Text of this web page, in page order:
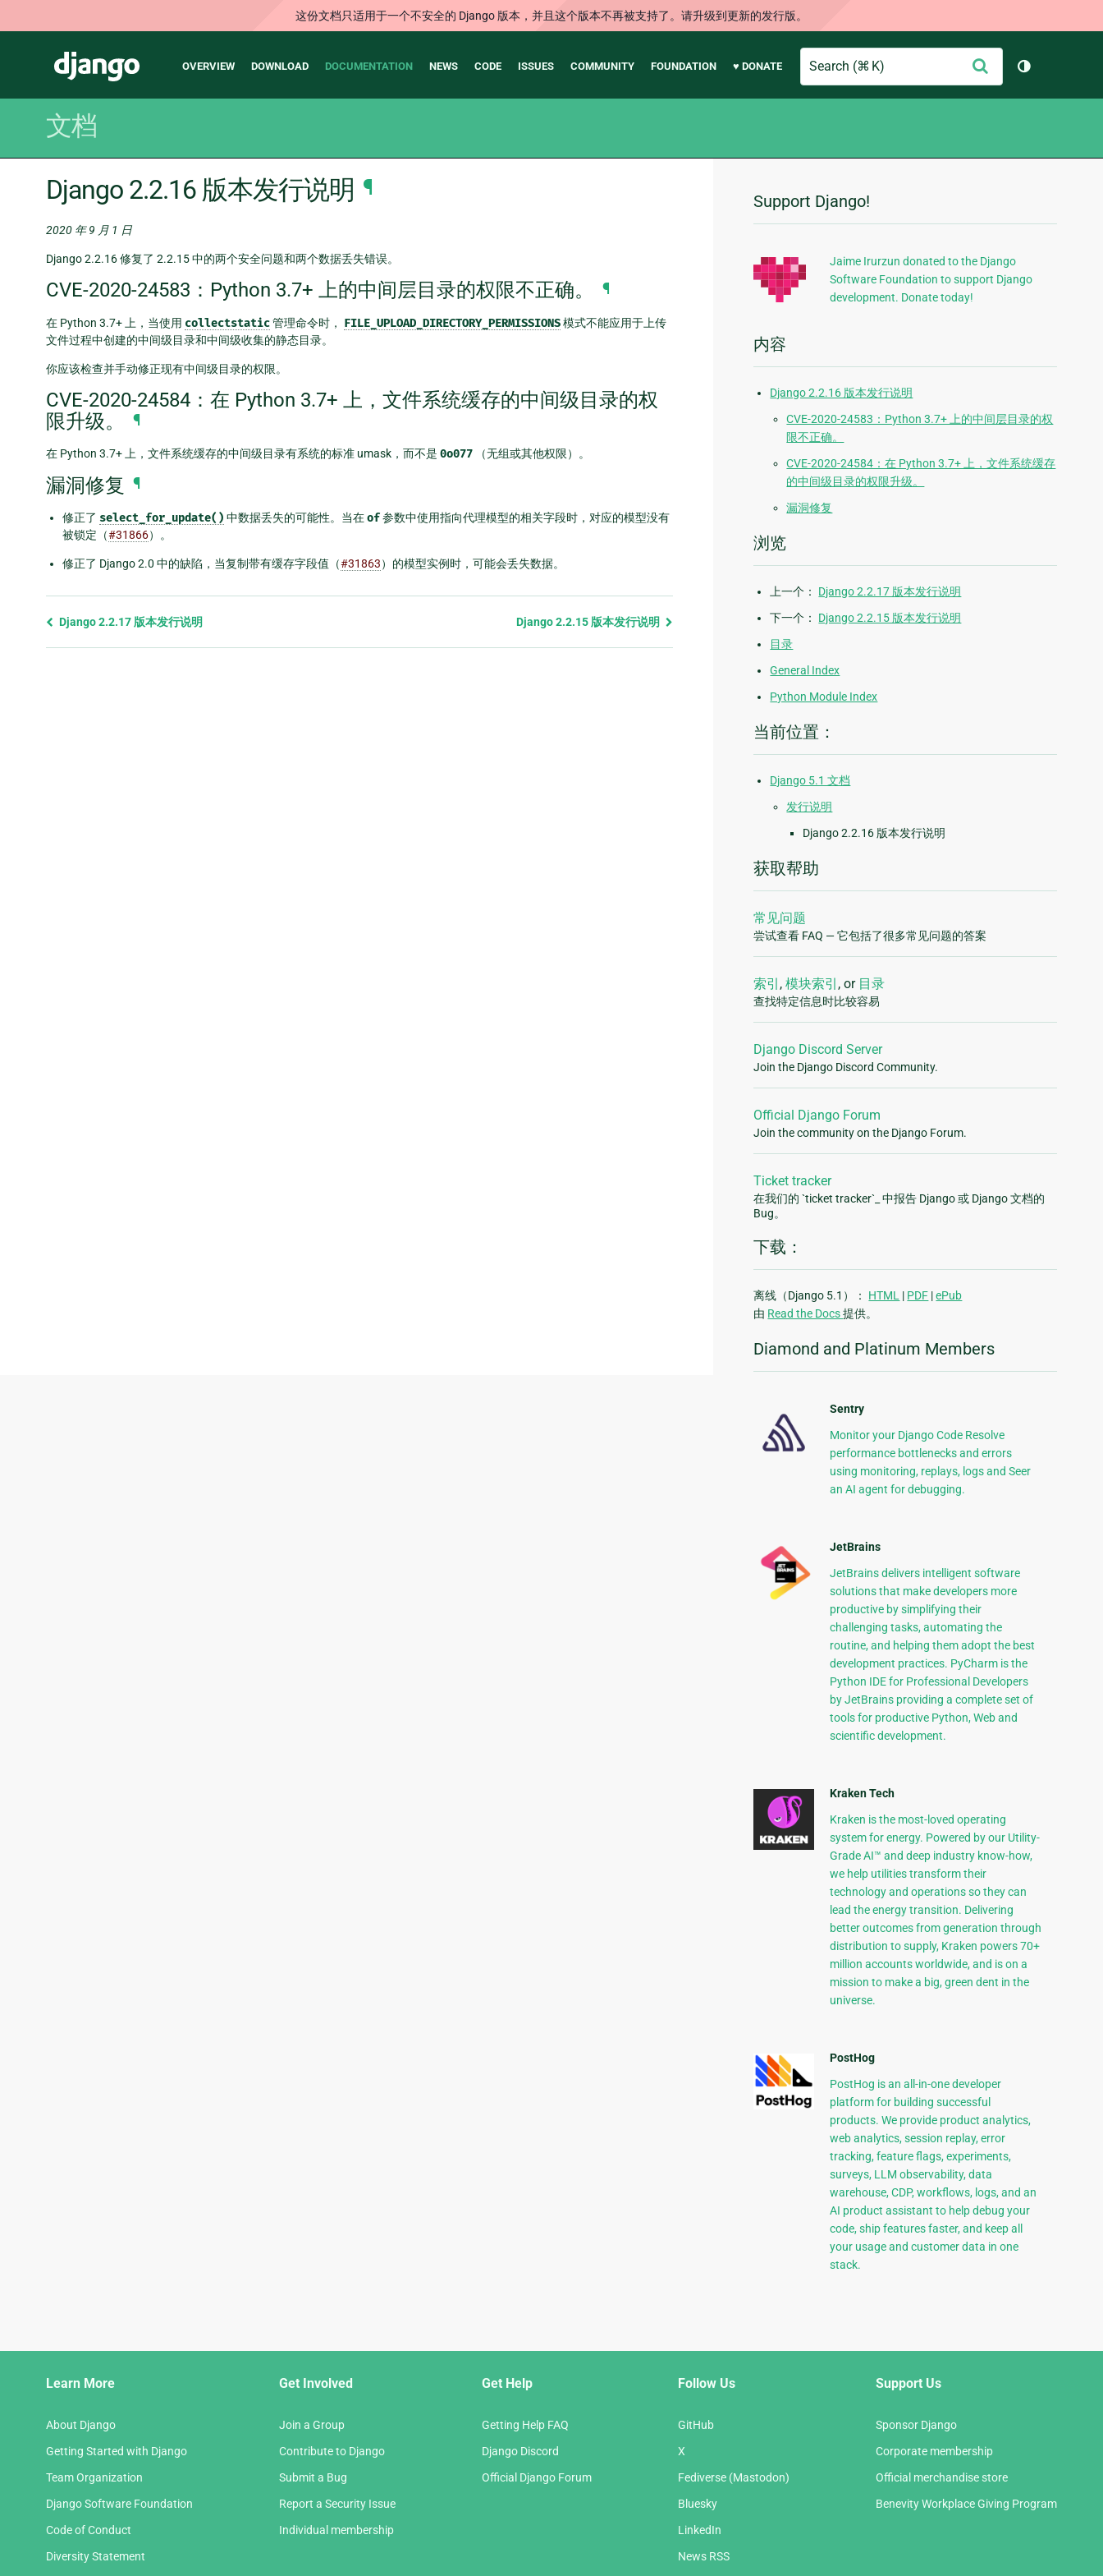
这份文档只适用于一个不安全的 Django 版本，并且这个版本不再被支持了。请升级到更新的发行版。
Django
Main
OVERVIEW DOWNLOAD DOCUMENTATION NEWS CODE ISSUES COMMUNITY FOUNDATION ♥ DONATE
Search
交
切换主题（
文档
Django 2.2.16 版本发行说明 ¶
2020 年 9 月 1 日
Django 2.2.16 修复了 2.2.15 中的两个安全问题和两个数据丢失错误。
CVE-2020-24583：Python 3.7+ 上的中间层目录的权限不正确。 ¶
在 Python 3.7+ 上，当使用 collectstatic管理命令时， FILE_UPLOAD_DIRECTORY_PERMISSIONS模式不能应用于上传
文件过程中创建的中间级目录和中间级收集的静态目录。
你应该检查并手动修正现有中间级目录的权限。
CVE-2020-24584：在 Python 3.7+ 上，文件系统缓存的中间级目录的权
限升级。
¶
在 Python 3.7+ 上，文件系统缓存的中间级目录有系统的标准 umask，而不是 0o077 （无组或其他权限）。
漏洞修复 ¶
修正了 select_for_update() 中数据丢失的可能性。当在of参数中使用指向代理模型的相关字段时，对应的模型没有
被锁定（#31866）。
修正了 Django 2.0 中的缺陷，当复制带有缓存字段值（#31863）的模型实例时，可能会丢失数据。
Previous
Django 2.2.17 版本发行说明 Django 2.2.15 版本发行说明
附
加
信
息
Support Django!
Jaime Irurzun donated to the Django
Software Foundation to support Django
development. Donate today!
内容
Django 2.2.16 版本发行说明
CVE-2020-24583：Python 3.7+ 上的中间层目录的权
限不正确。
CVE-2020-24584：在 Python 3.7+ 上，文件系统缓存
的中间级目录的权限升级。
漏洞修复
浏览
上一个： Django 2.2.17 版本发行说明
下一个： Django 2.2.15 版本发行说明
目录
General Index
Python Module Index
当前位置：
Django 5.1 文档
发行说明
Django 2.2.16 版本发行说明
获取帮助
常见问题
尝试查看 FAQ — 它包括了很多常见问题的答案
索引 ,模块索引 , or 目录
查找特定信息时比较容易
Django Discord Server
Join the Django Discord Community.
Official Django Forum
Join the community on the Django Forum.
Ticket tracker
在我们的 `ticket tracker`_ 中报告 Django 或 Django 文档的
Bug。
下载：
离线（Django 5.1）： HTML | PDF |ePub
由 Read the Docs提供。
Diamond and Platinum Members
Sentry
Monitor your Django Code Resolve
performance bottlenecks and errors
using monitoring, replays, logs and Seer
an AI agent for debugging.
JetBrains
JetBrains delivers intelligent software
solutions that make developers more
productive by simplifying their
challenging tasks, automating the
routine, and helping them adopt the best
development practices. PyCharm is the
Python IDE for Professional Developers
by JetBrains providing a complete set of
tools for productive Python, Web and
scientific development.
Kraken Tech
Kraken is the most-loved operating
system for energy. Powered by our Utility-
Grade AI™ and deep industry know-how,
we help utilities transform their
technology and operations so they can
lead the energy transition. Delivering
better outcomes from generation through
distribution to supply, Kraken powers 70+
million accounts worldwide, and is on a
mission to make a big, green dent in the
universe.
PostHog
PostHog is an all-in-one developer
platform for building successful
products. We provide product analytics,
web analytics, session replay, error
tracking, feature flags, experiments,
surveys, LLM observability, data
warehouse, CDP, workflows, logs, and an
AI product assistant to help debug your
code, ship features faster, and keep all
your usage and customer data in one
stack.
Learn More
About Django
Getting Started with Django
Team Organization
Django Software Foundation
Code of Conduct
Diversity Statement
Get Involved
Join a Group
Contribute to Django
Submit a Bug
Report a Security Issue
Individual membership
Get Help
Getting Help FAQ
Django Discord
Official Django Forum
Follow Us
GitHub
X
Fediverse (Mastodon)
Bluesky
LinkedIn
News RSS
Support Us
Sponsor Django
Corporate membership
Official merchandise store
Benevity Workplace Giving Program